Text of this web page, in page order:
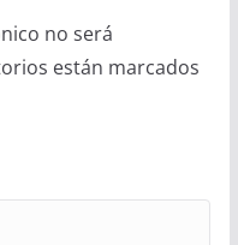
no será
están marcados